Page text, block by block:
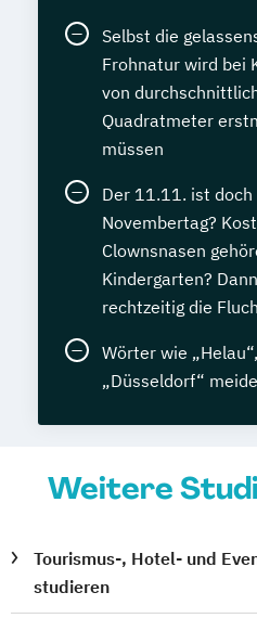
Selbst die
Frohnatur wird bei
von
Quadratmeter
müssen
Der 11.11. ist
Novembertag?
Clownsnasen
Kindergarten?
rechtzeitig die
Wörter wie
„Düsseldorf“
Weitere
Tourismus-, Hotel- und
studieren